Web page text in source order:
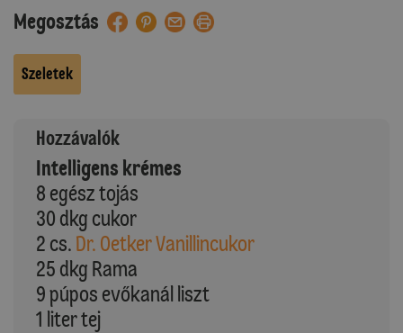
Megosztás
Szeletek
Hozzávalók
Intelligens krémes
8 egész tojás
30 dkg cukor
2 cs. Dr. Oetker Vanillincukor
25 dkg Rama
9 púpos evőkanál liszt
1 liter tej